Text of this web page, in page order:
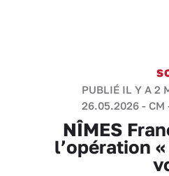
PUBLIÉ IL Y A 2
26.05.2026 - CM
NÎMES
l’opération